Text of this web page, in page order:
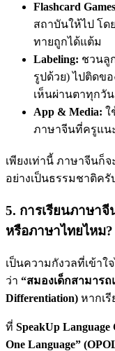
Flashcard
สถาบันให้ไป โด
ทายถูกได้แต้ม
Labeling: ชวนลู
รูปด้วย) ไปติดข
เห็นผ่านตาทุกวัน
App & Media: ใ
ภาษาจีนที่ครูแน
เพียงเท่านี้ ภาษาจีนก็
อย่างเป็นธรรมชาติครั
5. การเรียนภาษา
หรือภาษาไทยไหม?
เป็นความกังวลที่เข้า
ว่า “สมองเด็กสามารถ
Differentiation) หากเ
ที่ SpeakUp Language
One Language”